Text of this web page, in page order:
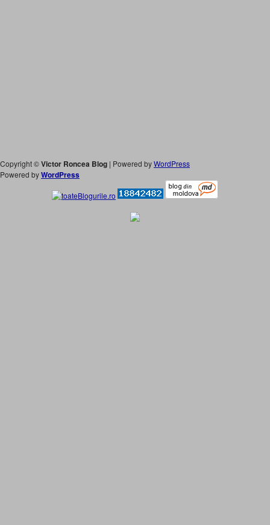
Copyright ©Victor Roncea Blog | Powered byWordPress
Powered byWordPress